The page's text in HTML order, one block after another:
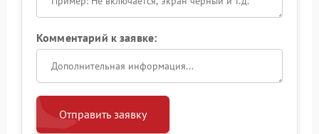
Комментарий к заявке:
Отправить заявку